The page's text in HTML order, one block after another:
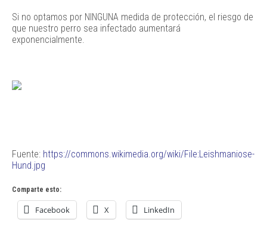
Si no optamos por NINGUNA medida de protección, el riesgo de
que nuestro perro sea infectado aumentará
exponencialmente.
Fuente: https://commons.wikimedia.org/wiki/File:Leishmaniose-
Hund.jpg
Comparte esto:
Facebook X LinkedIn